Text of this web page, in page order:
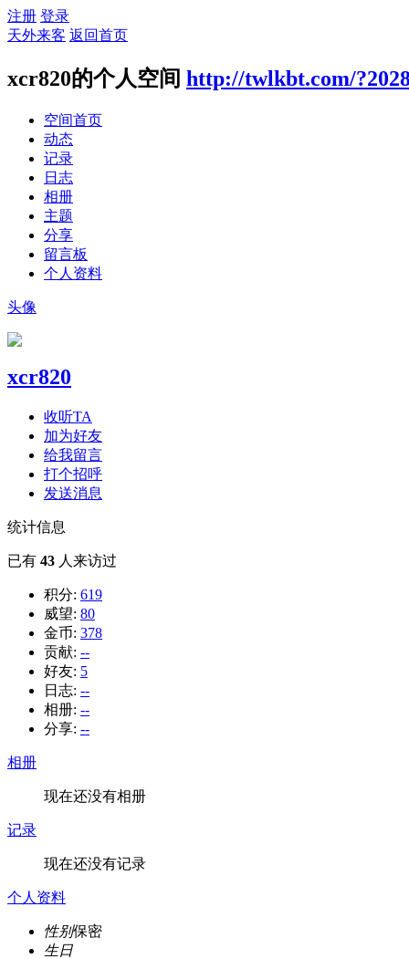
注册 登录
天外来客 返回首页
xcr820的个人空间 http://twlkbt.com/
空间首页
动态
记录
日志
相册
主题
分享
留言板
个人资料
头像
xcr820
收听TA
加为好友
给我留言
打个招呼
发送消息
统计信息
已有 43 人来访过
积分: 619
威望: 80
金币: 378
贡献: --
好友: 5
日志: --
相册: --
分享: --
相册
现在还没有相册
记录
现在还没有记录
个人资料
性别保密
生日